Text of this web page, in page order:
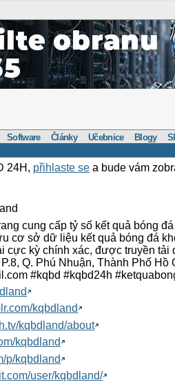
Software Články Učebnice Blogy
24H, přihlaste se a bude vám
cung cấp tỷ số kết quả bóng
cơ sở dữ liệu kết quả bóng đá
cực kỳ chính xác, được truyền
Q. Phú Nhuận, Thành Phố
#kqbd #kqbd24h
kqbdland
kqbdland/about
kqbdland
p/kqbdland
user/kqbdland/